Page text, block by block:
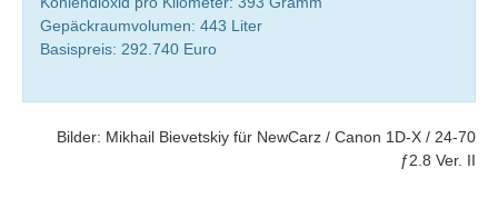
Gepäckraumvolumen: 443 Liter
Basispreis: 292.740 Euro
Bilder: Mikhail Bievetskiy für NewCarz / Canon 1D-X / 24-70
ƒ2.8 Ver. II